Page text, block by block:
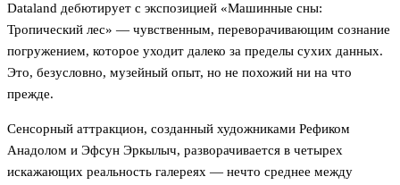
Dataland дебютирует с экспозицией «Машинные сны:
Тропический лес» — чувственным, переворачивающим сознание
погружением, которое уходит далеко за пределы сухих данных.
Это, безусловно, музейный опыт, но не похожий ни на что
прежде.
Сенсорный аттракцион, созданный художниками Рефиком
Анадолом и Эфсун Эркылыч, разворачивается в четырех
искажающих реальность галереях — нечто среднее между